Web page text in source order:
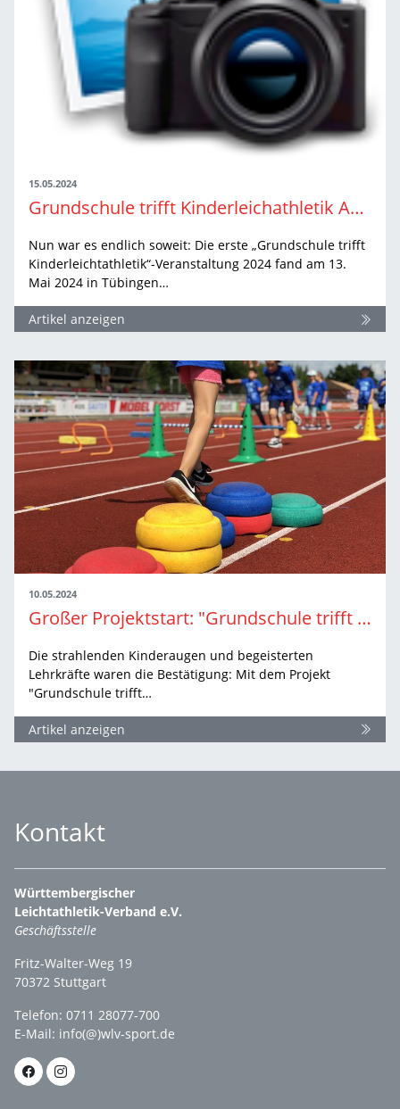
15.05.2024
Grundschule trifft Kinderleichathletik Auftakt in Tübingen
Nun war es endlich soweit: Die erste „Grundschule trifft
Kinderleichtathletik“-Veranstaltung 2024 fand am 13.
Mai 2024 in Tübingen…
Artikel anzeigen
10.05.2024
Großer Projektstart: "Grundschule trifft Kinderleichtathletik" ist auf Tour
Die strahlenden Kinderaugen und begeisterten
Lehrkräfte waren die Bestätigung: Mit dem Projekt
"Grundschule trifft…
Artikel anzeigen
Kontakt
Württembergischer
Leichtathletik-Verband e.V.
Geschäftsstelle
Fritz-Walter-Weg 19
70372 Stuttgart
Telefon: 0711 28077-700
E-Mail: info(@)wlv-sport.de